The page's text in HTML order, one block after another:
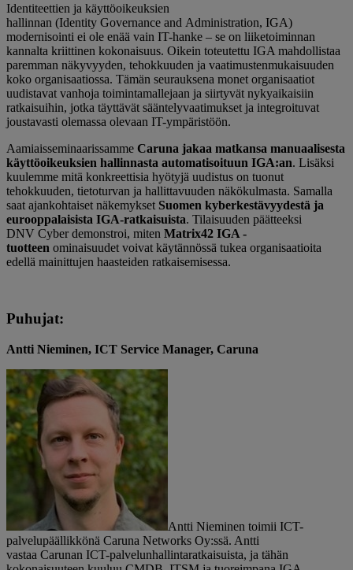
Identiteettien ja käyttöoikeuksien
hallinnan (Identity Governance and Administration, IGA)
modernisointi ei ole enää vain IT-hanke – se on liiketoiminnan
kannalta kriittinen kokonaisuus. Oikein toteutettu IGA mahdollistaa
paremman näkyvyyden, tehokkuuden ja vaatimustenmukaisuuden
koko organisaatiossa. Tämän seurauksena monet organisaatiot
uudistavat vanhoja toimintamallejaan ja siirtyvät nykyaikaisiin
ratkaisuihin, jotka täyttävät sääntelyvaatimukset ja integroituvat
joustavasti olemassa olevaan IT-ympäristöön.
Aamiaisseminaarissamme Caruna jakaa matkansa manuaalisesta
käyttöoikeuksien hallinnasta automatisoituun IGA:an. Lisäksi
kuulemme mitä konkreettisia hyötyjä uudistus on tuonut
tehokkuuden, tietoturvan ja hallittavuuden näkökulmasta. Samalla
saat ajankohtaiset näkemykset Suomen kyberkestävyydestä ja
eurooppalaisista IGA-ratkaisuista. Tilaisuuden päätteeksi
DNV Cyber demonstroi, miten Matrix42 IGA -
tuotteen ominaisuudet voivat käytännössä tukea organisaatioita
edellä mainittujen haasteiden ratkaisemisessa.
Puhujat:
Antti Nieminen, ICT Service Manager, Caruna
Antti Nieminen toimii ICT-
palvelupäällikkönä Caruna Networks Oy:ssä. Antti
vastaa Carunan ICT-palvelunhallintaratkaisuista, ja tähän